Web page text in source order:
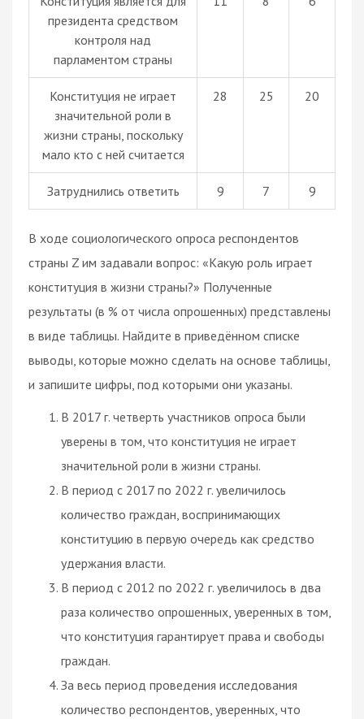
президента средством
контроля над
парламентом страны
Конституция не играет
значительной роли в
жизни страны, поскольку
мало кто с ней считается
28 25 20
Затруднились ответить 9 7 9
В ходе социологического опроса респондентов
страны Z им задавали вопрос: «Какую роль играет
конституция в жизни страны?» Полученные
результаты (в % от числа опрошенных) представлены
в виде таблицы. Найдите в приведённом списке
выводы, которые можно сделать на основе таблицы,
и запишите цифры, под которыми они указаны.
В 2017 г. четверть участников опроса были
уверены в том, что конституция не играет
значительной роли в жизни страны.
В период с 2017 по 2022 г. увеличилось
количество граждан, воспринимающих
конституцию в первую очередь как средство
удержания власти.
В период с 2012 по 2022 г. увеличилось в два
раза количество опрошенных, уверенных в том,
что конституция гарантирует права и свободы
граждан.
За весь период проведения исследования
количество респондентов, уверенных, что